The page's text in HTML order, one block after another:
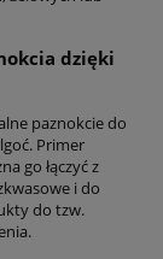
dzięki
paznokcie do
Primer
go łączyć z
i do
do tzw.